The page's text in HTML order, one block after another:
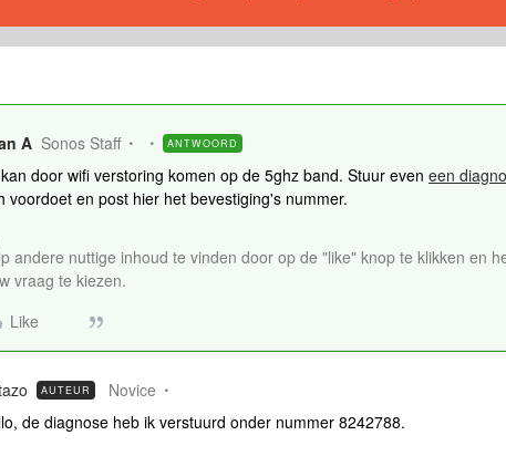
A Sonos Staff ANTWOORD
door wifi verstoring komen op de 5ghz band. Stuur even een
voordoet en post hier het bevestiging's nummer.
andere nuttige inhoud te vinden door op de "like" knop te klikken en
vraag te kiezen.
Like
AUTEUR Novice
de diagnose heb ik verstuurd onder nummer 8242788.